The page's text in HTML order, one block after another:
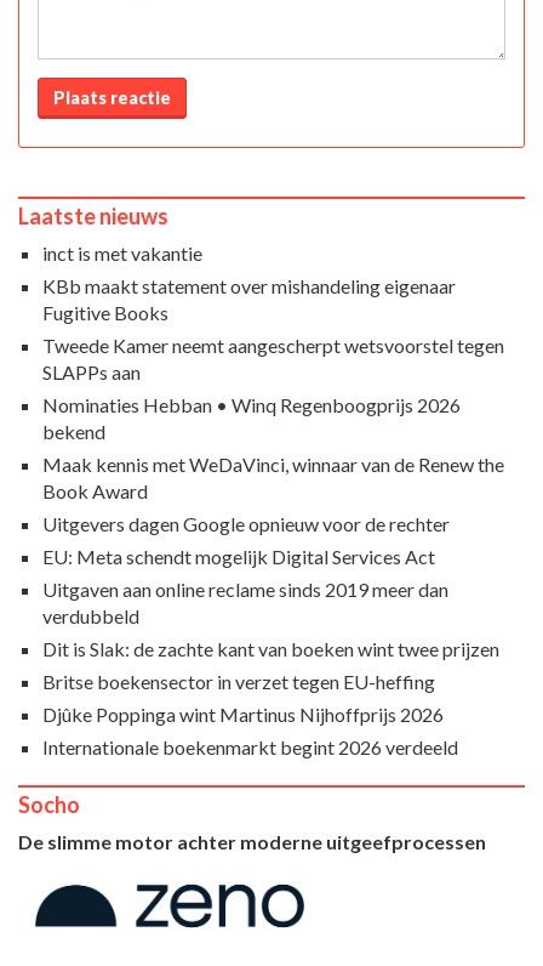
Plaats reactie
Laatste nieuws
inct is met vakantie
KBb maakt statement over mishandeling eigenaar
Fugitive Books
Tweede Kamer neemt aangescherpt wetsvoorstel tegen
SLAPPs aan
Nominaties Hebban • Winq Regenboogprijs 2026
bekend
Maak kennis met WeDaVinci, winnaar van de Renew the
Book Award
Uitgevers dagen Google opnieuw voor de rechter
EU: Meta schendt mogelijk Digital Services Act
Uitgaven aan online reclame sinds 2019 meer dan
verdubbeld
Dit is Slak: de zachte kant van boeken wint twee prijzen
Britse boekensector in verzet tegen EU-heffing
Djûke Poppinga wint Martinus Nijhoffprijs 2026
Internationale boekenmarkt begint 2026 verdeeld
Socho
De slimme motor achter moderne uitgeefprocessen